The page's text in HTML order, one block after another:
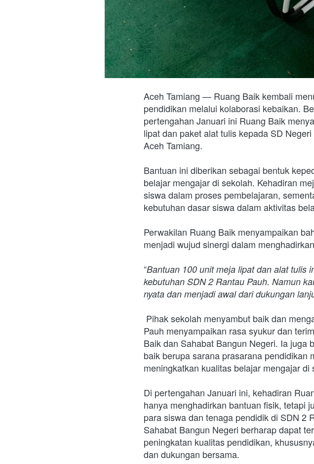
Aceh Tamiang — Ruang Baik kembali
pendidikan melalui kolaborasi kebaikan.
pertengahan Januari ini Ruang Baik
lipat dan paket alat tulis kepada SD
Aceh Tamiang.
Bantuan ini diberikan sebagai bentuk
belajar mengajar di sekolah. Kehadiran
siswa dalam proses pembelajaran,
kebutuhan dasar siswa dalam aktivitas
Perwakilan Ruang Baik menyampaikan
menjadi wujud sinergi dalam
“Bantuan 100 unit meja lipat dan alat tulis
kebutuhan SDN 2 Rantau Pauh. Namun
nyata dan menjadi awal dari dukungan
Pauh menyampaikan rasa syukur dan
Baik dan Sahabat Bangun Negeri. Ia juga
baik berupa sarana prasarana pendidikan
meningkatkan kualitas belajar mengajar di
Di pertengahan Januari ini, kehadiran
hanya menghadirkan bantuan fisik, tetapi
para siswa dan tenaga pendidik di SDN 2
Sahabat Bangun Negeri berharap dapat
peningkatan kualitas pendidikan,
dan dukungan bersama.